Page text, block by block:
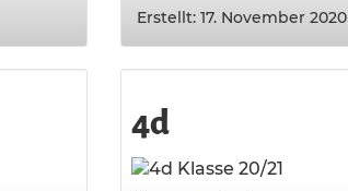
Erstellt: 17. November 2020
4d